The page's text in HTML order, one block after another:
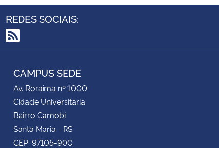
REDES SOCIAIS:
RSS
CAMPUS SEDE
Av. Roraima nº 1000
Cidade Universitária
Bairro Camobi
Santa Maria - RS
CEP: 97105-900